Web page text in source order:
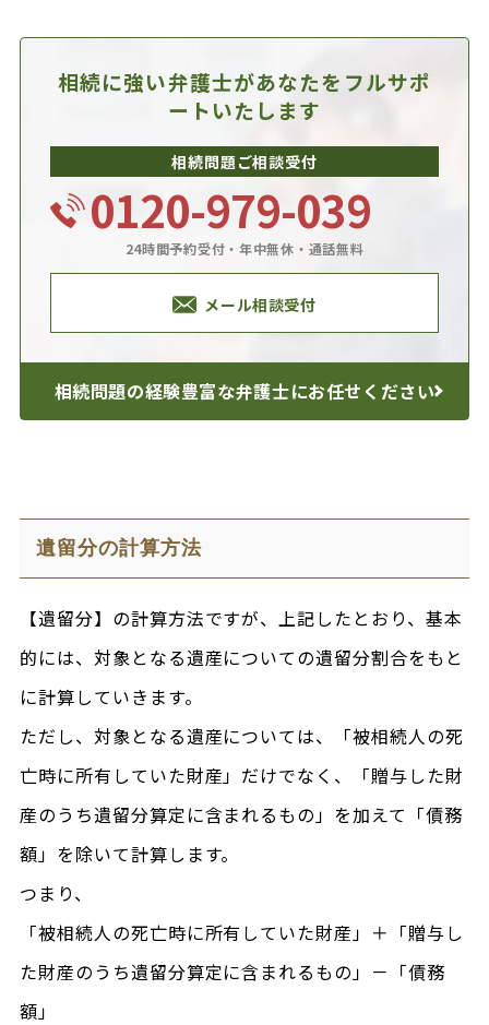
相続に強い弁護士があなたを フルサポ
ートいたします
相続問題ご相談受付
0120-979-039
24時間予約受付・年中無休・通話無料
メール相談受付
相続問題の経験豊富な弁護士にお任せください
遺留分の計算方法
【遺留分】の計算方法ですが、上記したとおり、基本
的には、対象となる遺産についての遺留分割合をもと
に計算していきます。
ただし、対象となる遺産については、「被相続人の死
亡時に所有していた財産」だけでなく、「贈与した財
産のうち遺留分算定に含まれるもの」を加えて「債務
額」を除いて計算します。
つまり、
「被相続人の死亡時に所有していた財産」＋「贈与し
た財産のうち遺留分算定に含まれるもの」－「債務
額」